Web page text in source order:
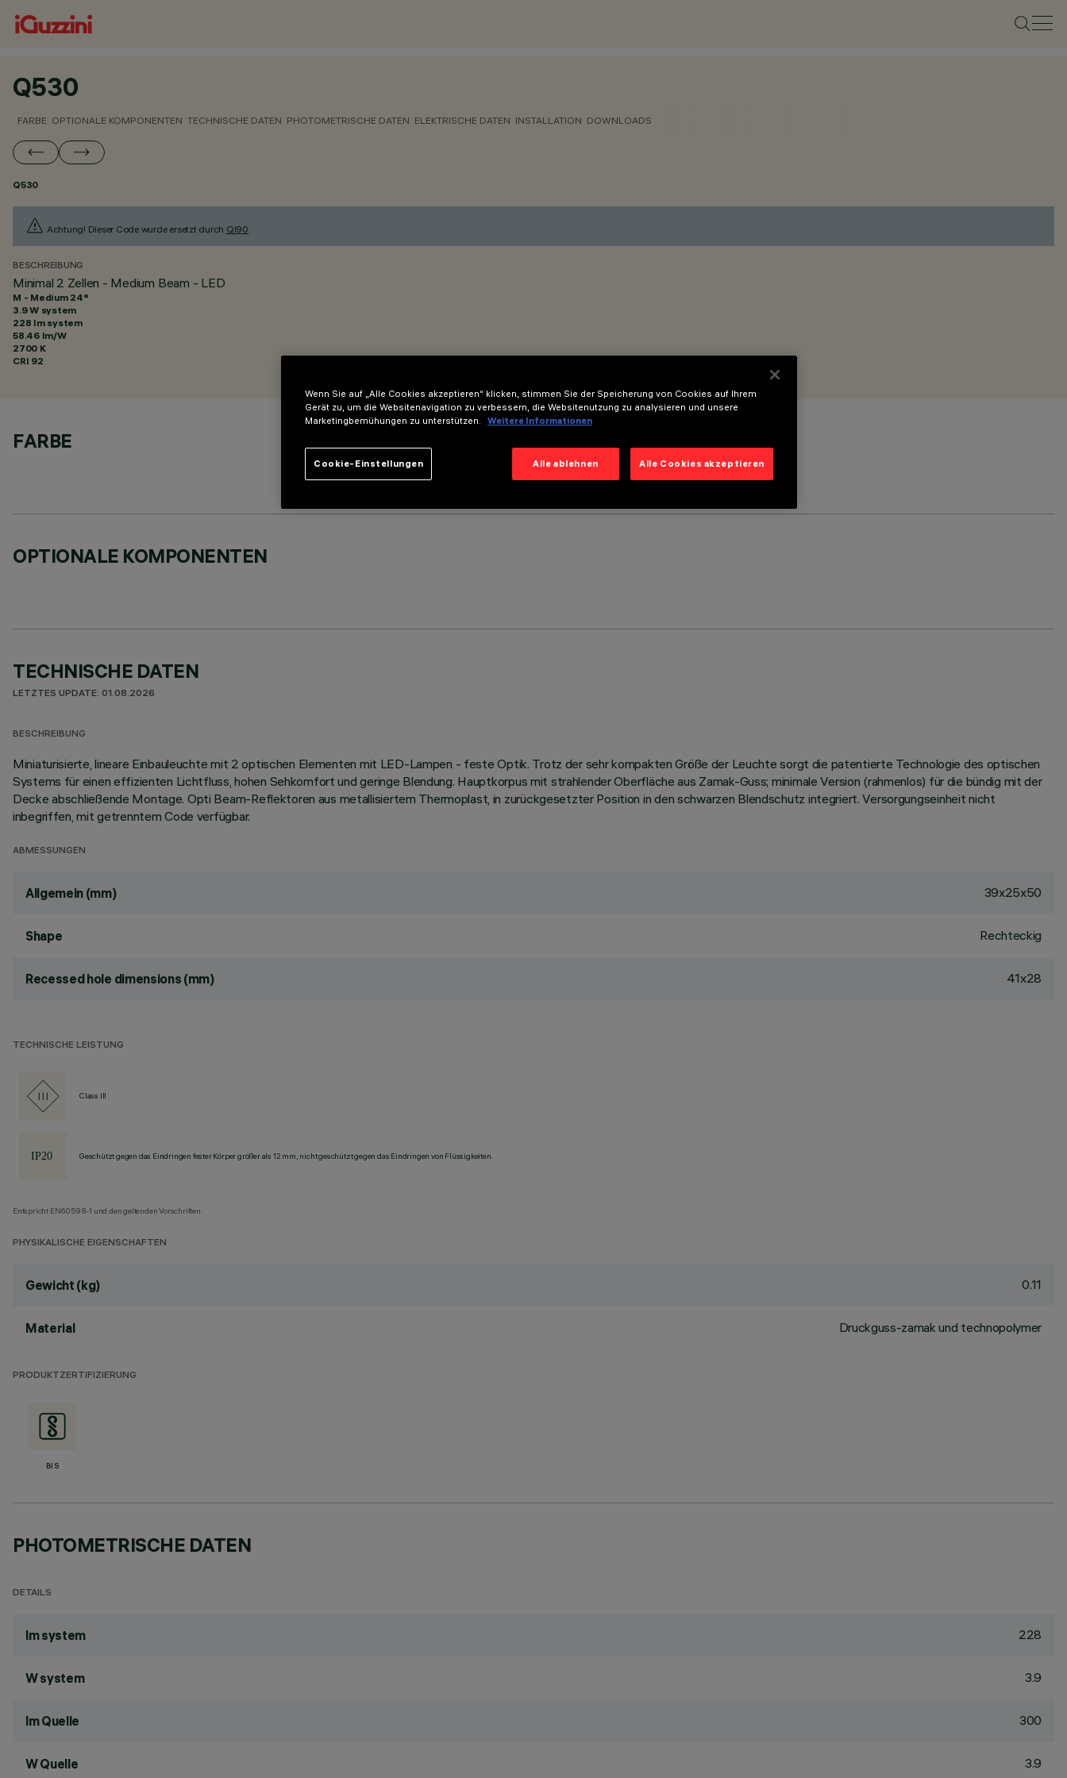
Q530
FARBE OPTIONALE KOMPONENTEN TECHNISCHE DATEN PHOTOMETRISCHE DATEN ELEKTRISCHE DATEN INSTALLATION DOWNLOADS
Q530
Achtung! Dieser Code wurde ersetzt durch QI90.
BESCHREIBUNG
Minimal 2 Zellen - Medium Beam - LED
M - Medium 24°
3.9 W system
228 lm system
58.46 lm/W
2700 K
CRI 92
FARBE
OPTIONALE KOMPONENTEN
TECHNISCHE DATEN
LETZTES UPDATE: 01.08.2026
BESCHREIBUNG
Miniaturisierte, lineare Einbauleuchte mit 2 optischen Elementen mit LED-Lampen - feste Optik. Trotz der sehr kompakten Größe der Leuchte sorgt die patentierte Technologie des optischen
Systems für einen effizienten Lichtfluss, hohen Sehkomfort und geringe Blendung. Hauptkorpus mit strahlender Oberfläche aus Zamak-Guss; minimale Version (rahmenlos) für die bündig mit der
Decke abschließende Montage. Opti Beam-Reflektoren aus metallisiertem Thermoplast, in zurückgesetzter Position in den schwarzen Blendschutz integriert. Versorgungseinheit nicht
inbegriffen, mit getrenntem Code verfügbar.
ABMESSUNGEN
Allgemein (mm) 39x25x50
Shape Rechteckig
Recessed hole dimensions (mm) 41x28
TECHNISCHE LEISTUNG
Class III
Geschützt gegen das Eindringen fester Körper größer als 12 mm, nicht geschützt gegen das Eindringen von Flüssigkeiten.
Entspricht EN60598-1 und den geltenden Vorschriften.
PHYSIKALISCHE EIGENSCHAFTEN
Gewicht (kg) 0.11
Material Druckguss-zamak und technopolymer
PRODUKTZERTIFIZIERUNG
BIS
PHOTOMETRISCHE DATEN
DETAILS
lm system 228
W system 3.9
lm Quelle 300
W Quelle 3.9
Wenn Sie auf „Alle Cookies akzeptieren“ klicken, stimmen Sie der Speicherung von Cookies auf Ihrem
Gerät zu, um die Websitenavigation zu verbessern, die Websitenutzung zu analysieren und unsere
Marketingbemühungen zu unterstützen.
Weitere Informationen
Alle ablehnen Alle Cookies akzeptieren
Cookie-Einstellungen